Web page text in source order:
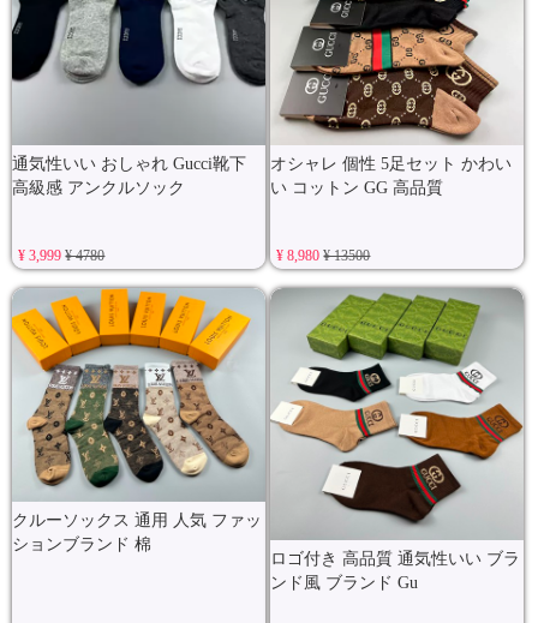
通気性いい おしゃれ Gucci靴下
高級感 アンクルソック
¥ 3,999¥ 4780
オシャレ 個性 5足セット かわい
い コットン GG 高品質
¥ 8,980¥ 13500
クルーソックス 通用 人気 ファッ
ションブランド 棉
ロゴ付き 高品質 通気性いい ブラ
ンド風 ブランド Gu